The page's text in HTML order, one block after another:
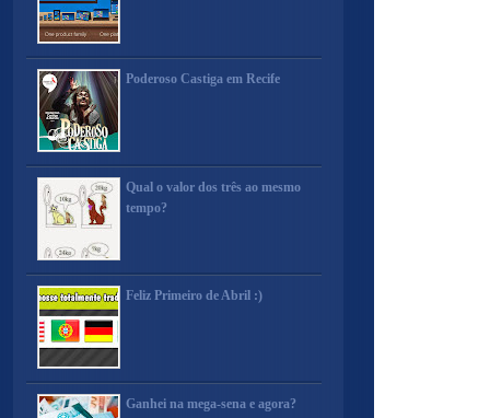
Poderoso Castiga em Recife
Qual o valor dos três ao mesmo
tempo?
Feliz Primeiro de Abril :)
Ganhei na mega-sena e agora?